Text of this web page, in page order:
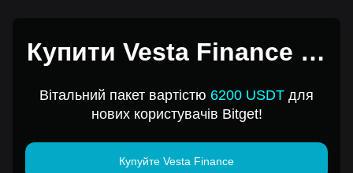
Купити Vesta Finance за
Вітальний пакет вартістю 6200 USDT для
нових користувачів Bitget!
Купуйте Vesta Finance